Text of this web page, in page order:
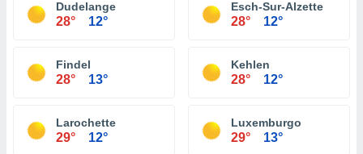
Dudelange
28° 12°
Esch-Sur-Alzette
28° 12°
Findel
28° 13°
Kehlen
28° 12°
Larochette
29° 12°
Luxemburgo
29° 13°